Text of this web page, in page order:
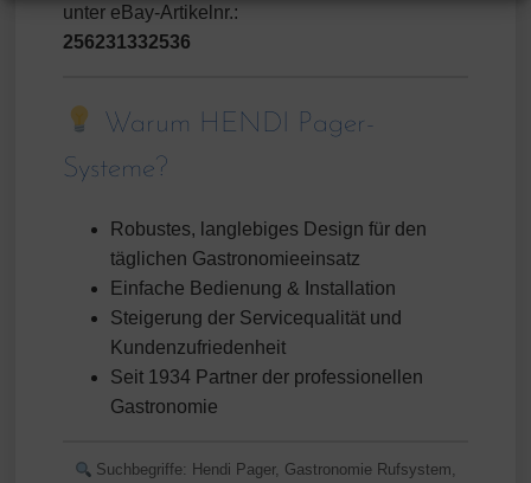
unter eBay-Artikelnr.:
256231332536
Warum HENDI Pager-
Systeme?
Robustes, langlebiges Design für den
täglichen Gastronomieeinsatz
Einfache Bedienung & Installation
Steigerung der Servicequalität und
Kundenzufriedenheit
Seit 1934 Partner der professionellen
Gastronomie
Suchbegriffe: Hendi Pager, Gastronomie Rufsystem,